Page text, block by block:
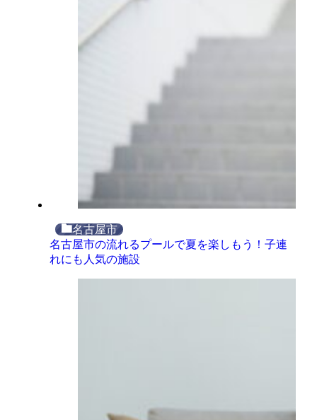
名古屋市
名古屋市の流れるプールで夏を楽しもう！子連
れにも人気の施設